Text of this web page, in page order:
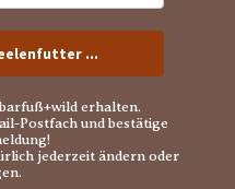
...
erhalten.
Postfach und bestätige
jederzeit ändern oder